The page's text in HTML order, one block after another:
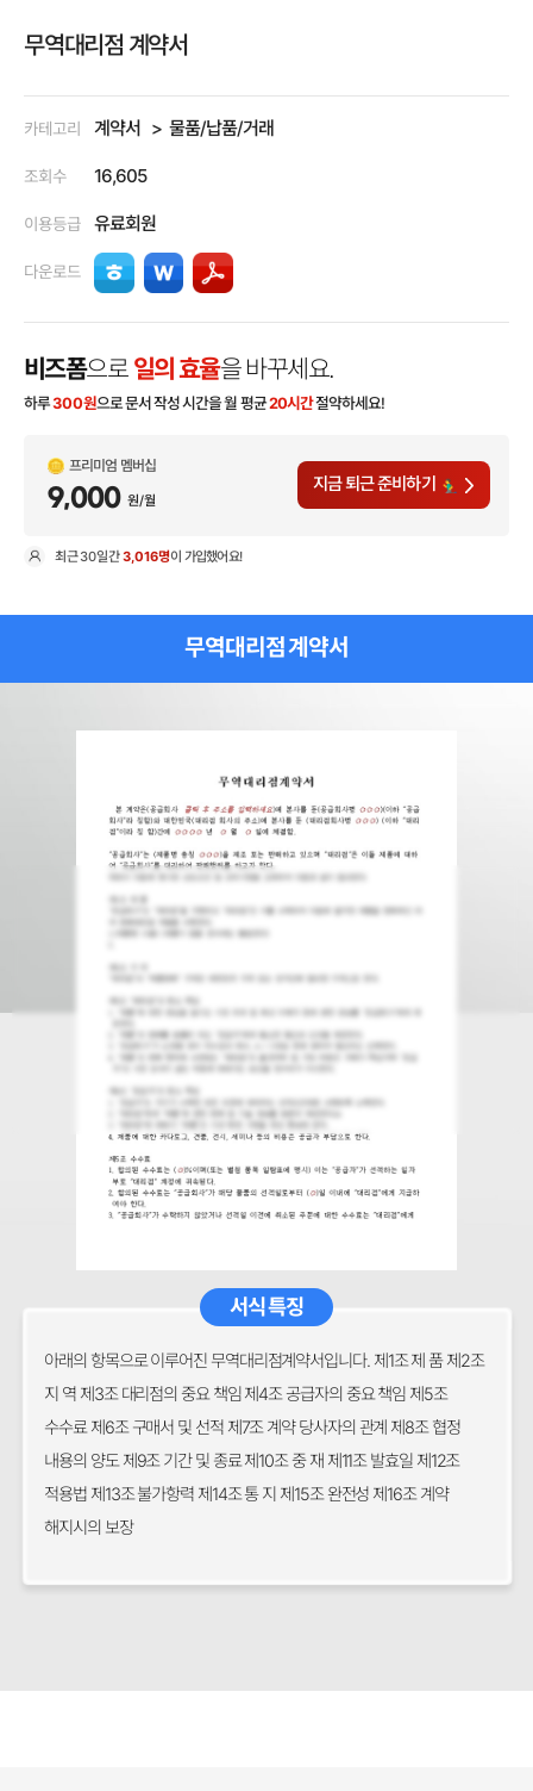
무역대리점 계약서
카테고리 계약서 물품/납품/거래
조회수 16,605
이용등급 유료회원
다운로드
비즈폼으로 일의 효율을 바꾸세요.
하루300원으로 문서 작성 시간을 월 평균20시간절약하세요!
프리미엄 멤버십
9,000 원/월
지금 퇴근 준비하기
최근30일간3,016명이 가입했어요!
무역대리점 계약서
서식 특징
아래의 항목으로 이루어진 무역대리점계약서입니다. 제1조 제 품 제2조
지 역 제3조 대리점의 중요 책임 제4조 공급자의 중요 책임 제5조
수수료 제6조 구매서 및 선적 제7조 계약 당사자의 관계 제8조 협정
내용의 양도 제9조 기간 및 종료 제10조 중 재 제11조 발효일 제12조
적용법 제13조 불가항력 제14조 통 지 제15조 완전성 제16조 계약
해지시의 보장